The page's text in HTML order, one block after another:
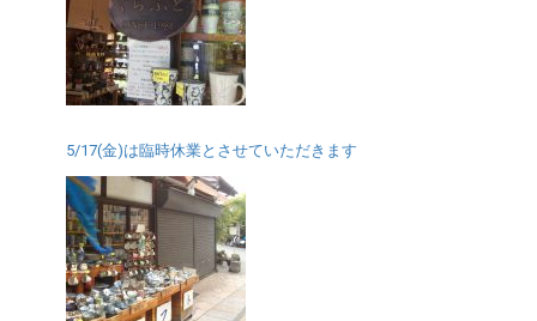
5/17(金)は臨時休業とさせていただきます